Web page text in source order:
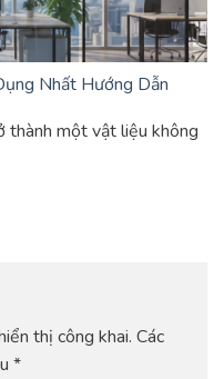
Nhất Hướng Dẫn
thành một vật liệu không
thị công khai. Các
*